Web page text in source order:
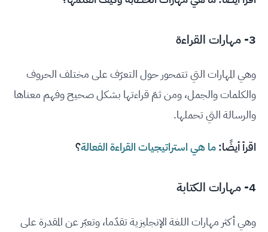
3- مهارات القراءة
وهي المهارات التي تتمحور حول التعرّف على مختلف الحروف
والكلمات والجمل، ومن ثمّ قراءتها بشكل صحيح وفهم معناها
والرسالة التي تحملها.
اقرأ أيضًا:ما هي استراتيجيات القراءة الفعالة؟
4- مهارات الكتابة
وهي أكثر مهارات اللغة الإنجليزية تقدّما، وتعبّر عن المقدرة على